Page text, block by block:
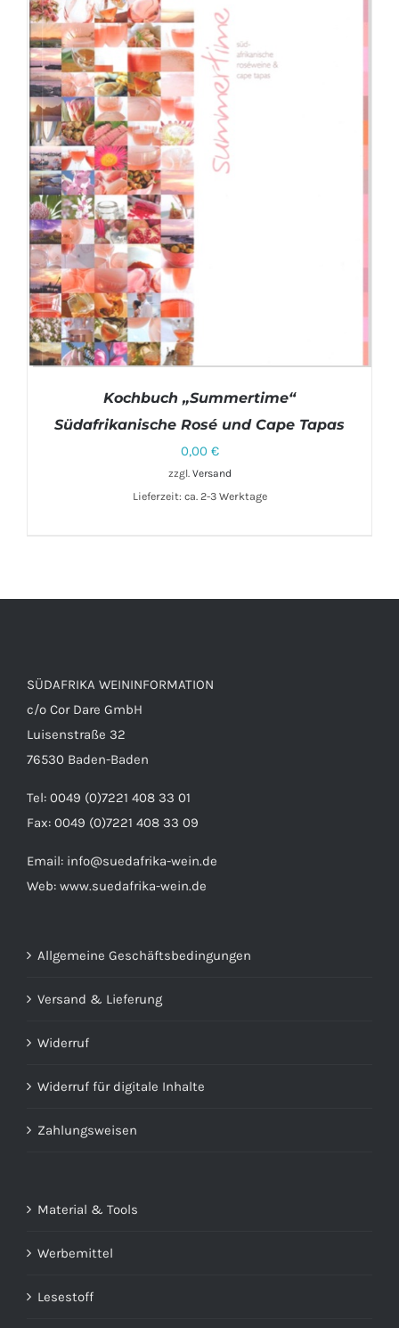
DETAILS
Kochbuch „Summertime“
Südafrikanische Rosé und Cape Tapas
0,00 €
zzgl. Versand
Lieferzeit: ca. 2-3 Werktage
SÜDAFRIKA WEININFORMATION
c/o Cor Dare GmbH
Luisenstraße 32
76530 Baden-Baden
Tel: 0049 (0)7221 408 33 01
Fax: 0049 (0)7221 408 33 09
Email: info@suedafrika-wein.de
Web: www.suedafrika-wein.de
Allgemeine Geschäftsbedingungen
Versand & Lieferung
Widerruf
Widerruf für digitale Inhalte
Zahlungsweisen
Material & Tools
Werbemittel
Lesestoff